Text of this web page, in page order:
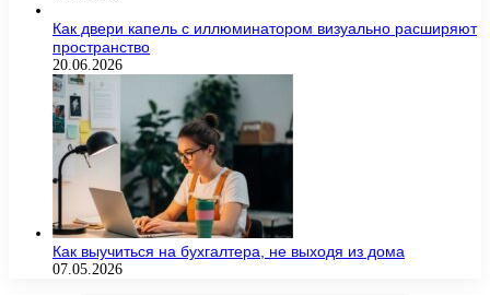
Как двери капель с иллюминатором визуально расширяют
пространство
20.06.2026
Как выучиться на бухгалтера, не выходя из дома
07.05.2026